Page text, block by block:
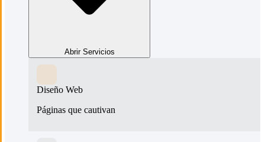
Abrir Servicios
Diseño Web
Páginas que cautivan